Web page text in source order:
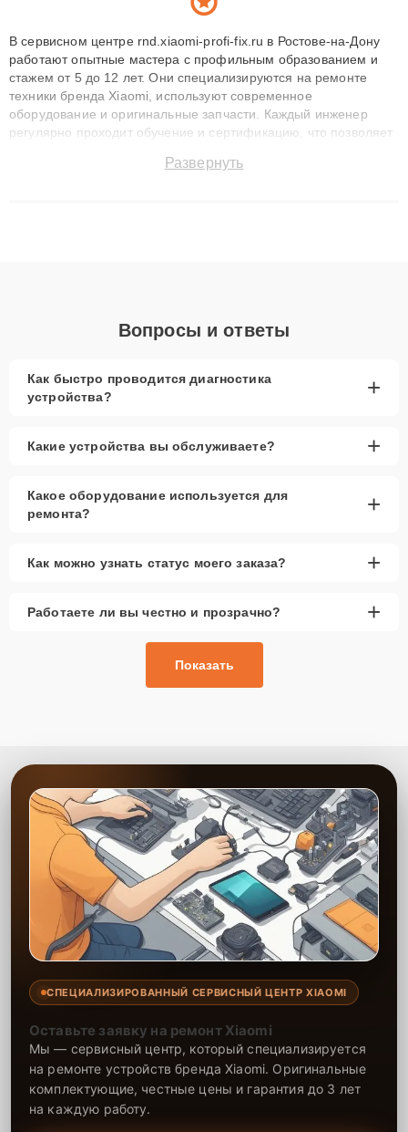
В сервисном центре rnd.xiaomi-profi-fix.ru в Ростове-на-Дону
работают опытные мастера с профильным образованием и
стажем от 5 до 12 лет. Они специализируются на ремонте
техники бренда Xiaomi, используют современное
оборудование и оригинальные запчасти. Каждый инженер
регулярно проходит обучение и сертификацию, что позволяет
технику с сохранением гарантии до 3 лет. Наши мастера
Развернуть
Вопросы и ответы
Как быстро проводится диагностика
устройства?
+
Какие устройства вы обслуживаете? +
Какое оборудование используется для
ремонта?
+
Как можно узнать статус моего заказа? +
Работаете ли вы честно и прозрачно? +
Показать
СПЕЦИАЛИЗИРОВАННЫЙ СЕРВИСНЫЙ ЦЕНТР XIAOMI
Оставьте заявку на ремонт Xiaomi
Мы — сервисный центр, который специализируется
на ремонте устройств бренда Xiaomi. Оригинальные
комплектующие, честные цены и гарантия до 3 лет
на каждую работу.